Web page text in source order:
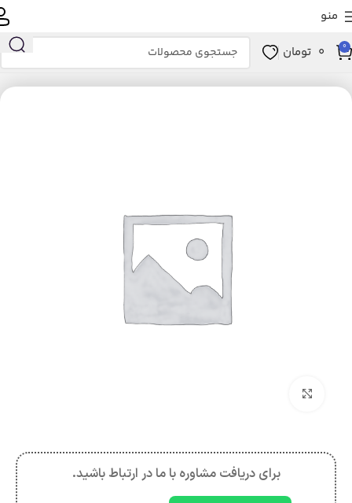
منو
0
0 تومان
خانه زیبایی و سلامت ابزار سلامت تجهیزات پزشکی
برای دریافت مشاوره با ما در ارتباط باشید.